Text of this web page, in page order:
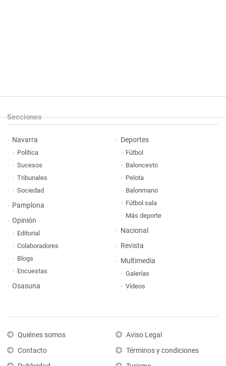
Secciones
Navarra
Política
Sucesos
Tribunales
Sociedad
Pamplona
Opinión
Editorial
Colaboradores
Blogs
Encuestas
Osasuna
Deportes
Fútbol
Baloncesto
Pelota
Balonmano
Fútbol sala
Más deporte
Nacional
Revista
Multimedia
Galerías
Vídeos
Quiénes somos
Contacto
Aviso Legal
Términos y condiciones